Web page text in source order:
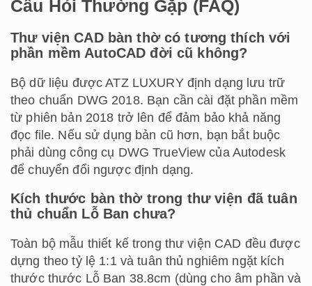
Câu Hỏi Thường Gặp (FAQ)
Thư viện CAD bàn thờ có tương thích với
phần mềm AutoCAD đời cũ không?
Bộ dữ liệu được ATZ LUXURY định dạng lưu trữ
theo chuẩn DWG 2018. Bạn cần cài đặt phần mềm
từ phiên bản 2018 trở lên để đảm bảo khả năng
đọc file. Nếu sử dụng bản cũ hơn, bạn bắt buộc
phải dùng công cụ DWG TrueView của Autodesk
để chuyển đổi ngược định dạng.
Kích thước bàn thờ trong thư viện đã tuân
thủ chuẩn Lỗ Ban chưa?
Toàn bộ mẫu thiết kế trong thư viện CAD đều được
dựng theo tỷ lệ 1:1 và tuân thủ nghiêm ngặt kích
thước thước Lỗ Ban 38.8cm (dùng cho âm phần và